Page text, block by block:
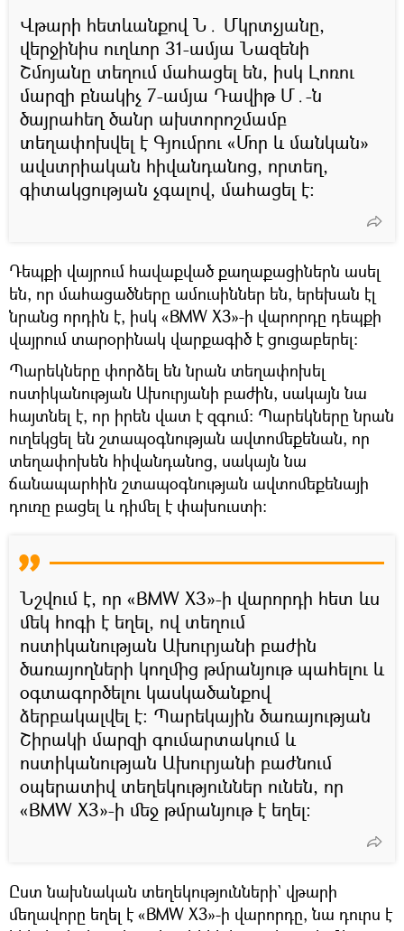
Վթարի հետևանքով Ն․ Մկրտչյանը,
վերջինիս ուղևոր 31-ամյա Նազենի
Շմոյանը տեղում մահացել են, իսկ Լոռու
մարզի բնակիչ 7-ամյա Դավիթ Մ․-ն
ծայրահեղ ծանր ախտորոշմամբ
տեղափոխվել է Գյումրու «Մոր և մանկան»
ավստրիական հիվանդանոց, որտեղ,
գիտակցության չգալով, մահացել է։
Դեպքի վայրում հավաքված քաղաքացիներն ասել
են, որ մահացածները ամուսիններ են, երեխան էլ
նրանց որդին է, իսկ «BMW X3»-ի վարորդը դեպքի
վայրում տարօրինակ վարքագիծ է ցուցաբերել։
Պարեկները փորձել են նրան տեղափոխել
ոստիկանության Ախուրյանի բաժին, սակայն նա
հայտնել է, որ իրեն վատ է զգում։ Պարեկները նրան
ուղեկցել են շտապօգնության ավտոմեքենան, որ
տեղափոխեն հիվանդանոց, սակայն նա
ճանապարհին շտապօգնության ավտոմեքենայի
դուռը բացել և դիմել է փախուստի։
Նշվում է, որ «BMW X3»-ի վարորդի հետ ևս
մեկ հոգի է եղել, ով տեղում
ոստիկանության Ախուրյանի բաժին
ծառայողների կողմից թմրանյութ պահելու և
օգտագործելու կասկածանքով
ձերբակալվել է։ Պարեկային ծառայության
Շիրակի մարզի գումարտակում և
ոստիկանության Ախուրյանի բաժնում
օպերատիվ տեղեկություններ ունեն, որ
«BMW X3»-ի մեջ թմրանյութ է եղել։
Ըստ նախնական տեղեկությունների` վթարի
մեղավորը եղել է «BMW X3»-ի վարորդը, նա դուրս է